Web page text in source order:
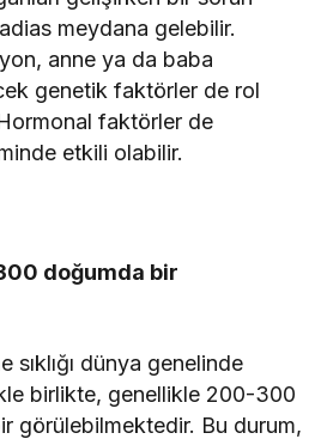
meydana gelebilir.
anne ya da baba
genetik faktörler de rol
faktörler de
etkili olabilir.
doğumda bir
sıklığı dünya genelinde
birlikte, genellikle 200-300
görülebilmektedir. Bu durum,